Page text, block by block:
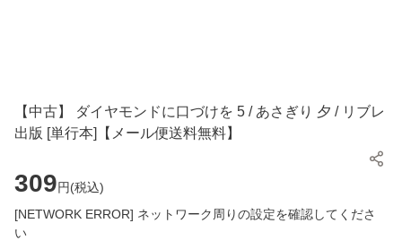
【中古】 ダイヤモンドに口づけを 5 / あさぎり 夕 / リブレ
出版 [単行本]【メール便送料無料】
309円(税込)
[NETWORK ERROR] ネットワーク周りの設定を確認してくださ
い